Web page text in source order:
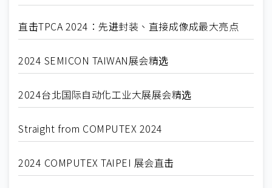
直击TPCA 2024：先进封装、直接成像成最大亮点
2024 SEMICON TAIWAN展会精选
2024台北国际自动化工业大展展会精选
Straight from COMPUTEX 2024
2024 COMPUTEX TAIPEI 展会直击